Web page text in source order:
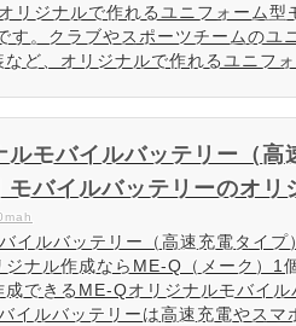
リジナルで作れるユニフォーム型
す。クラブやスポーツチームのユ
ど、オリジナルで作れるユニフ
ルモバイルバッテリー（高
バイルバッテリーのオリ
イルバッテリー（高速充電タイ
ナル作成ならME-Q（メーク）1
できるME-Qオリジナルモバイル
イルバッテリーは高速充電やスマ